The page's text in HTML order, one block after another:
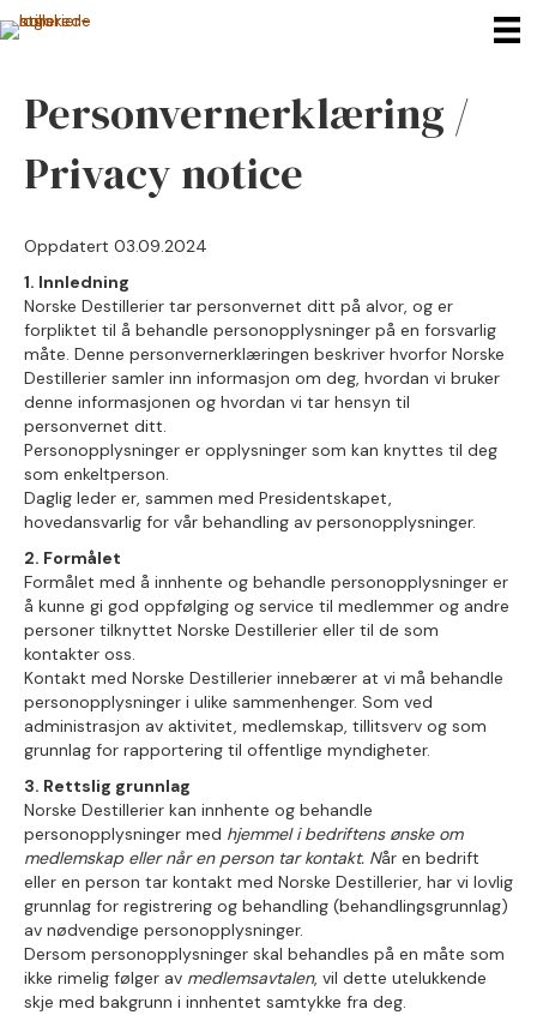
Personvernerklæring /
Privacy notice
Oppdatert 03.09.2024
1. Innledning
Norske Destillerier tar personvernet ditt på alvor, og er
forpliktet til å behandle personopplysninger på en forsvarlig
måte. Denne personvernerklæringen beskriver hvorfor Norske
Destillerier samler inn informasjon om deg, hvordan vi bruker
denne informasjonen og hvordan vi tar hensyn til
personvernet ditt.
Personopplysninger er opplysninger som kan knyttes til deg
som enkeltperson.
Daglig leder er, sammen med Presidentskapet,
hovedansvarlig for vår behandling av personopplysninger.
2. Formålet
Formålet med å innhente og behandle personopplysninger er
å kunne gi god oppfølging og service til medlemmer og andre
personer tilknyttet Norske Destillerier eller til de som
kontakter oss.
Kontakt med Norske Destillerier innebærer at vi må behandle
personopplysninger i ulike sammenhenger. Som ved
administrasjon av aktivitet, medlemskap, tillitsverv og som
grunnlag for rapportering til offentlige myndigheter.
3. Rettslig grunnlag
Norske Destillerier kan innhente og behandle
personopplysninger med hjemmel i bedriftens ønske om
medlemskap eller når en person tar kontakt. Når en bedrift
eller en person tar kontakt med Norske Destillerier, har vi lovlig
grunnlag for registrering og behandling (behandlingsgrunnlag)
av nødvendige personopplysninger.
Dersom personopplysninger skal behandles på en måte som
ikke rimelig følger av medlemsavtalen, vil dette utelukkende
skje med bakgrunn i innhentet samtykke fra deg.